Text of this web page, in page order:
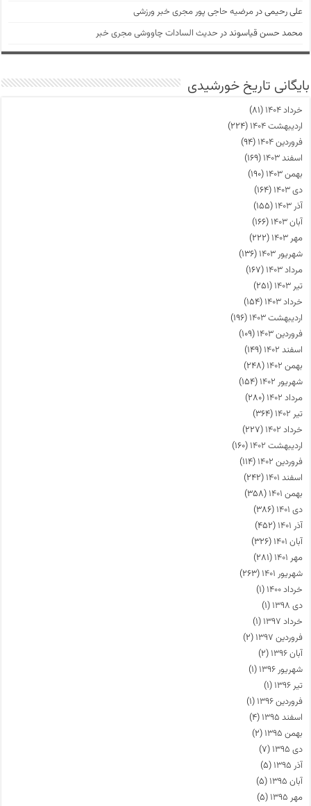
علی رحیمیدرمرضیه حاجی پور مجری خبر ورزشی
محمد حسن قیاسونددر حدیث السادات چاووشی مجری خبر
بایگانی تاریخ خورشیدی
خرداد ۱۴۰۴
(۸۱)
اردیبهشت ۱۴۰۴
(۲۲۴)
فروردین ۱۴۰۴
(۹۴)
اسفند ۱۴۰۳
(۱۶۹)
بهمن ۱۴۰۳
(۱۹۰)
دی ۱۴۰۳
(۱۶۴)
آذر ۱۴۰۳
(۱۵۵)
آبان ۱۴۰۳
(۱۶۶)
مهر ۱۴۰۳
(۲۲۲)
شهریور ۱۴۰۳
(۱۳۶)
مرداد ۱۴۰۳
(۱۶۷)
تیر ۱۴۰۳
(۲۵۱)
خرداد ۱۴۰۳
(۱۵۴)
اردیبهشت ۱۴۰۳
(۱۹۶)
فروردین ۱۴۰۳
(۱۰۹)
اسفند ۱۴۰۲
(۱۴۹)
بهمن ۱۴۰۲
(۲۴۸)
شهریور ۱۴۰۲
(۱۵۴)
مرداد ۱۴۰۲
(۲۸۰)
تیر ۱۴۰۲
(۳۶۴)
خرداد ۱۴۰۲
(۲۲۷)
اردیبهشت ۱۴۰۲
(۱۶۰)
فروردین ۱۴۰۲
(۱۱۴)
اسفند ۱۴۰۱
(۲۴۲)
بهمن ۱۴۰۱
(۳۵۸)
دی ۱۴۰۱
(۳۸۶)
آذر ۱۴۰۱
(۴۵۲)
آبان ۱۴۰۱
(۳۲۶)
مهر ۱۴۰۱
(۲۸۱)
شهریور ۱۴۰۱
(۲۶۳)
خرداد ۱۴۰۰
(۱)
دی ۱۳۹۸
(۱)
خرداد ۱۳۹۷
(۱)
فروردین ۱۳۹۷
(۲)
آبان ۱۳۹۶
(۲)
شهریور ۱۳۹۶
(۱)
تیر ۱۳۹۶
(۱)
فروردین ۱۳۹۶
(۱)
اسفند ۱۳۹۵
(۴)
بهمن ۱۳۹۵
(۲)
دی ۱۳۹۵
(۷)
آذر ۱۳۹۵
(۵)
آبان ۱۳۹۵
(۵)
مهر ۱۳۹۵
(۵)